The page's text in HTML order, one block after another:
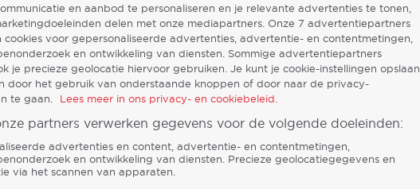
en aanbod te personaliseren en je relevante advertenties te tonen,
delen met onze mediapartners. Onze 7 advertentiepartners
cookies voor gepersonaliseerde advertenties, advertentie- en contentmetingen,
en ontwikkeling van diensten. Sommige advertentiepartners
je precieze geolocatie hiervoor gebruiken. Je kunt je cookie-instellingen opslaan
door het gebruik van onderstaande knoppen of door naar de privacy-
te gaan.
Lees meer in ons privacy- en cookiebeleid.
partners verwerken gegevens voor de volgende doeleinden:
advertenties en content, advertentie- en contentmetingen,
en ontwikkeling van diensten. Precieze geolocatiegegevens en
via het scannen van apparaten.